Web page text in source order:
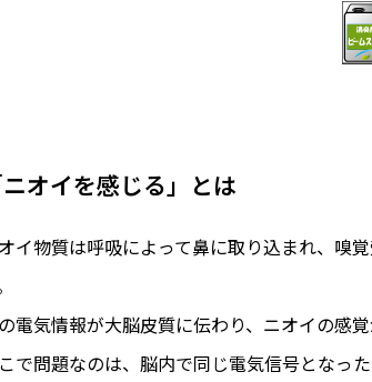
ニオイを感じる」とは
イ物質は呼吸によって鼻に取り込まれ、嗅
電気情報が大脳皮質に伝わり、ニオイの感覚
で問題なのは、脳内で同じ電気信号となっ